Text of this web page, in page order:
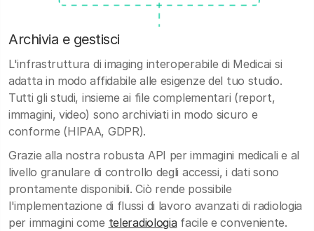
Archivia e gestisci
L'infrastruttura di imaging interoperabile di Medicai si
adatta in modo affidabile alle esigenze del tuo studio.
Tutti gli studi, insieme ai file complementari (report,
immagini, video) sono archiviati in modo sicuro e
conforme (HIPAA, GDPR).
Grazie alla nostra robusta API per immagini medicali e al
livello granulare di controllo degli accessi, i dati sono
prontamente disponibili. Ciò rende possibile
l'implementazione di flussi di lavoro avanzati di radiologia
per immagini come teleradiologia facile e conveniente.